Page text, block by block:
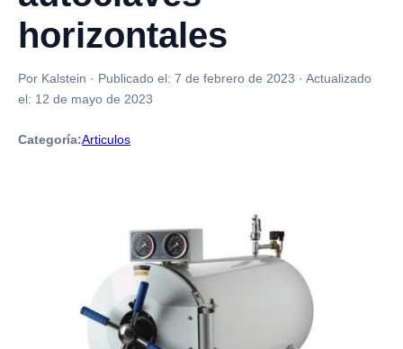
horizontales
Por Kalstein · Publicado el: 7 de febrero de 2023 · Actualizado
el: 12 de mayo de 2023
Categoría:Articulos